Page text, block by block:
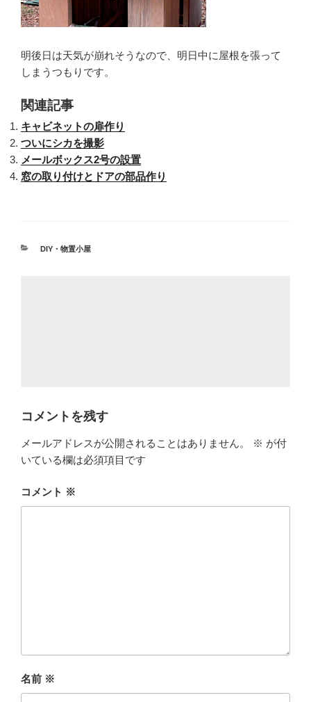
明後日は天気が崩れそうなので、明日中に屋根を張って
しまうつもりです。
関連記事
キャビネットの扉作り
ついにシカを撮影
メールボックス2号の設置
窓の取り付けとドアの部品作り
カ
DIY・物置小屋
コメントを残す
メールアドレスが公開されることはありません。 ※ が付
いている欄は必須項目です
コメント ※
名前 ※